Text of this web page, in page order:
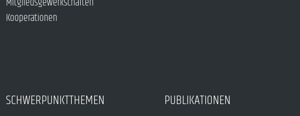
Kooperationen
SCHWERPUNKTTHEMEN PUBLIKATIONEN